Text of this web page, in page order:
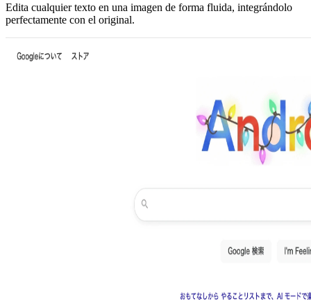
Edita cualquier texto en una imagen de forma fluida, integrándolo
perfectamente con el original.